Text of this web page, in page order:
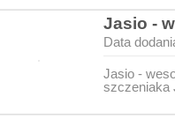
Jasio -
Data
Jasio -
szczeniaka